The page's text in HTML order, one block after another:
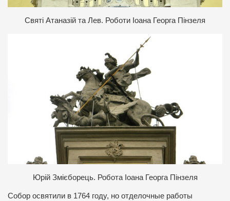
Святі Атаназій та Лев. Роботи Іоана Георга Пінзеля
Юрій Змієборець. Робота Іоана Георга Пінзеля
Собор освятили в 1764 году, но отделочные работы